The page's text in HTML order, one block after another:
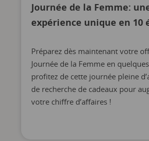
Journée de la Femme:
expérience unique en 10
Préparez dès maintenant votre
Journée de la Femme en
profitez de cette journée pleine
de recherche de cadeaux pour
votre chiffre d’affaires !